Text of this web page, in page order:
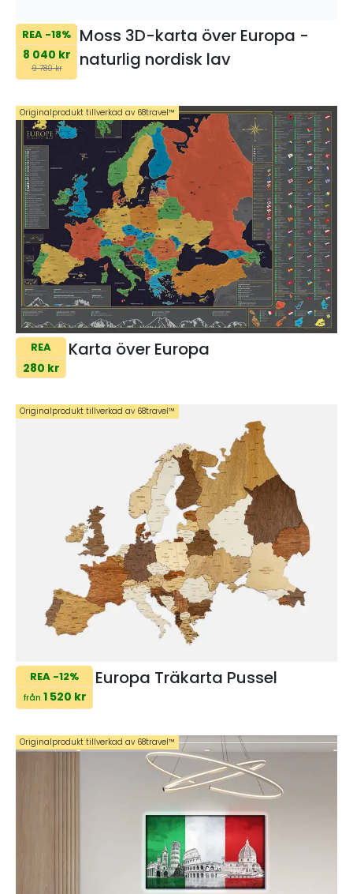
REA -18%
8 040 kr
9 780 kr
Moss 3D-karta över Europa -
naturlig nordisk lav
REA
280 kr
Karta över Europa
Originalprodukt tillverkad av 68travel™️
REA -12%
från 1 520 kr
Europa Träkarta Pussel
Originalprodukt tillverkad av 68travel™️
Originalprodukt tillverkad av 68travel™️